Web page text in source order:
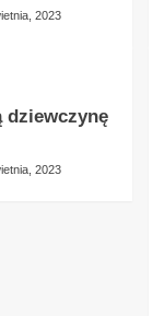
2023
dziewczynę
2023